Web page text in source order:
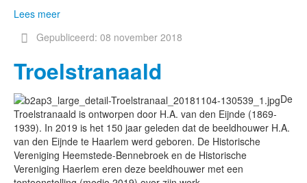
Lees meer
Gepubliceerd: 08 november 2018
Troelstranaald
De
Troelstranaald is ontworpen door H.A. van den Eijnde (1869-
1939). In 2019 is het 150 jaar geleden dat de beeldhouwer H.A.
van den Eijnde te Haarlem werd geboren. De Historische
Vereniging Heemstede-Bennebroek en de Historische
Vereniging Haerlem eren deze beeldhouwer met een